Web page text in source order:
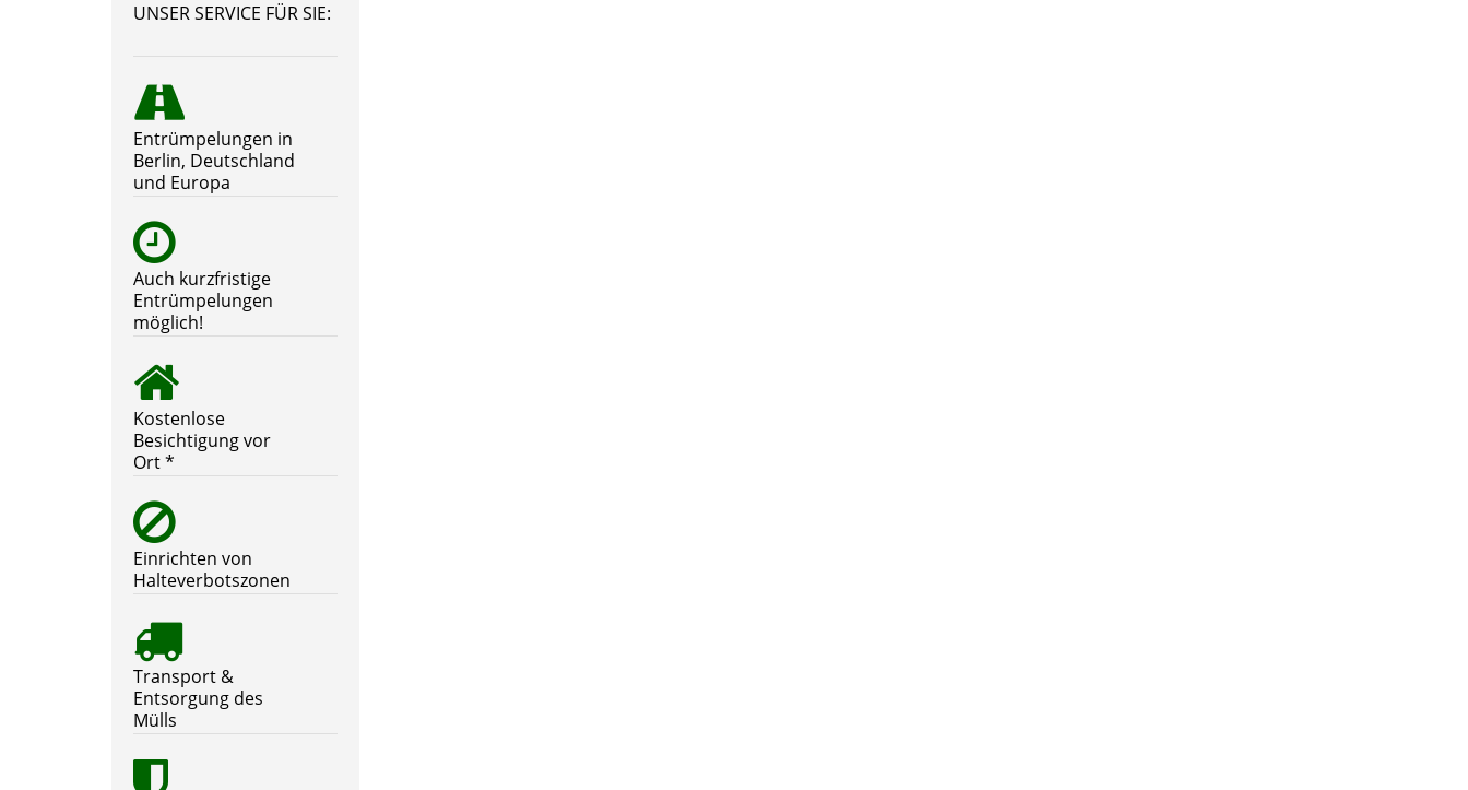
UNSER SERVICE FÜR SIE:
Entrümpelungen in
Berlin, Deutschland
und Europa
Auch kurzfristige
Entrümpelungen
möglich!
Kostenlose
Besichtigung vor
Ort *
Einrichten von
Halteverbotszonen
Transport &
Entsorgung des
Mülls